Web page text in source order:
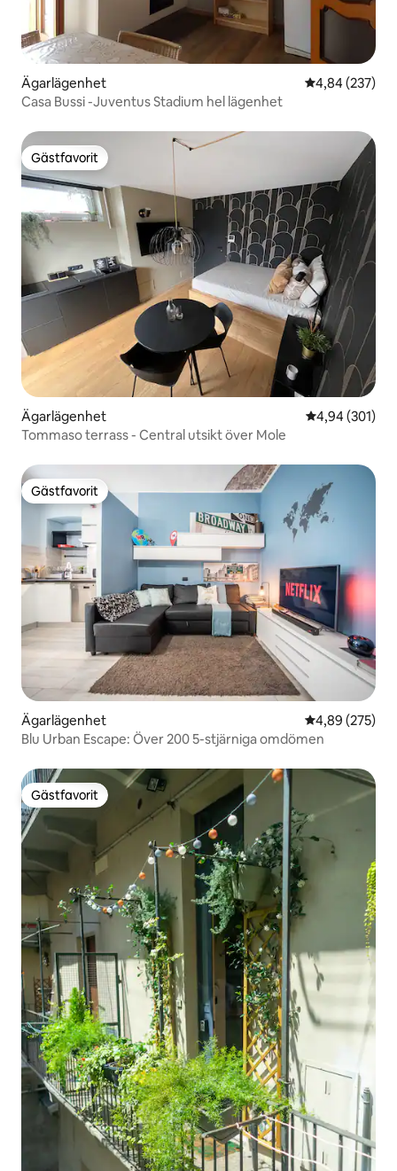
Ägarlägenhet 4,84 av 5 i
4,84 (237)
Casa Bussi -Juventus Stadium hel lägenhet
Gästfavorit
Gästfavorit
Ägarlägenhet 4,94 av 5 i
4,94 (301)
Tommaso terrass - Central utsikt över Mole
Gästfavorit
Gästfavorit
Ägarlägenhet 4,89 av 5 i
4,89 (275)
Blu Urban Escape: Över 200 5-stjärniga omdömen
Gästfavorit
Gästfavorit